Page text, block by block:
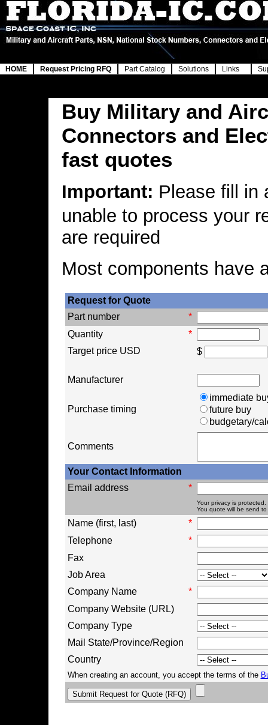
HOME Request Pricing RFQ Part Catalog Solutions Links
Buy Military and
Connectors and
fast quotes
Important: Please fill in
unable to process your
are required
Most components have
Request for Quote
Part number
*
Quantity
*
Target price USD
$
Manufacturer
Purchase timing
immediate
future buy
budgetary/
Comments
Your Contact Information
Email address
*
Your privacy is
You quote will be send
Name (first, last)
*
Telephone
*
Fax
Job Area
Company Name
*
Company Website (URL)
Company Type
Mail State/Province/Region
Country
When creating an account, you accept the terms of the